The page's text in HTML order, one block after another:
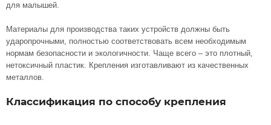
для малышей.
Материалы для производства таких устройств должны быть
ударопрочными, полностью соответствовать всем необходимым
нормам безопасности и экологичности. Чаще всего – это плотный,
нетоксичный пластик. Крепления изготавливают из качественных
металлов.
Классификация по способу крепления